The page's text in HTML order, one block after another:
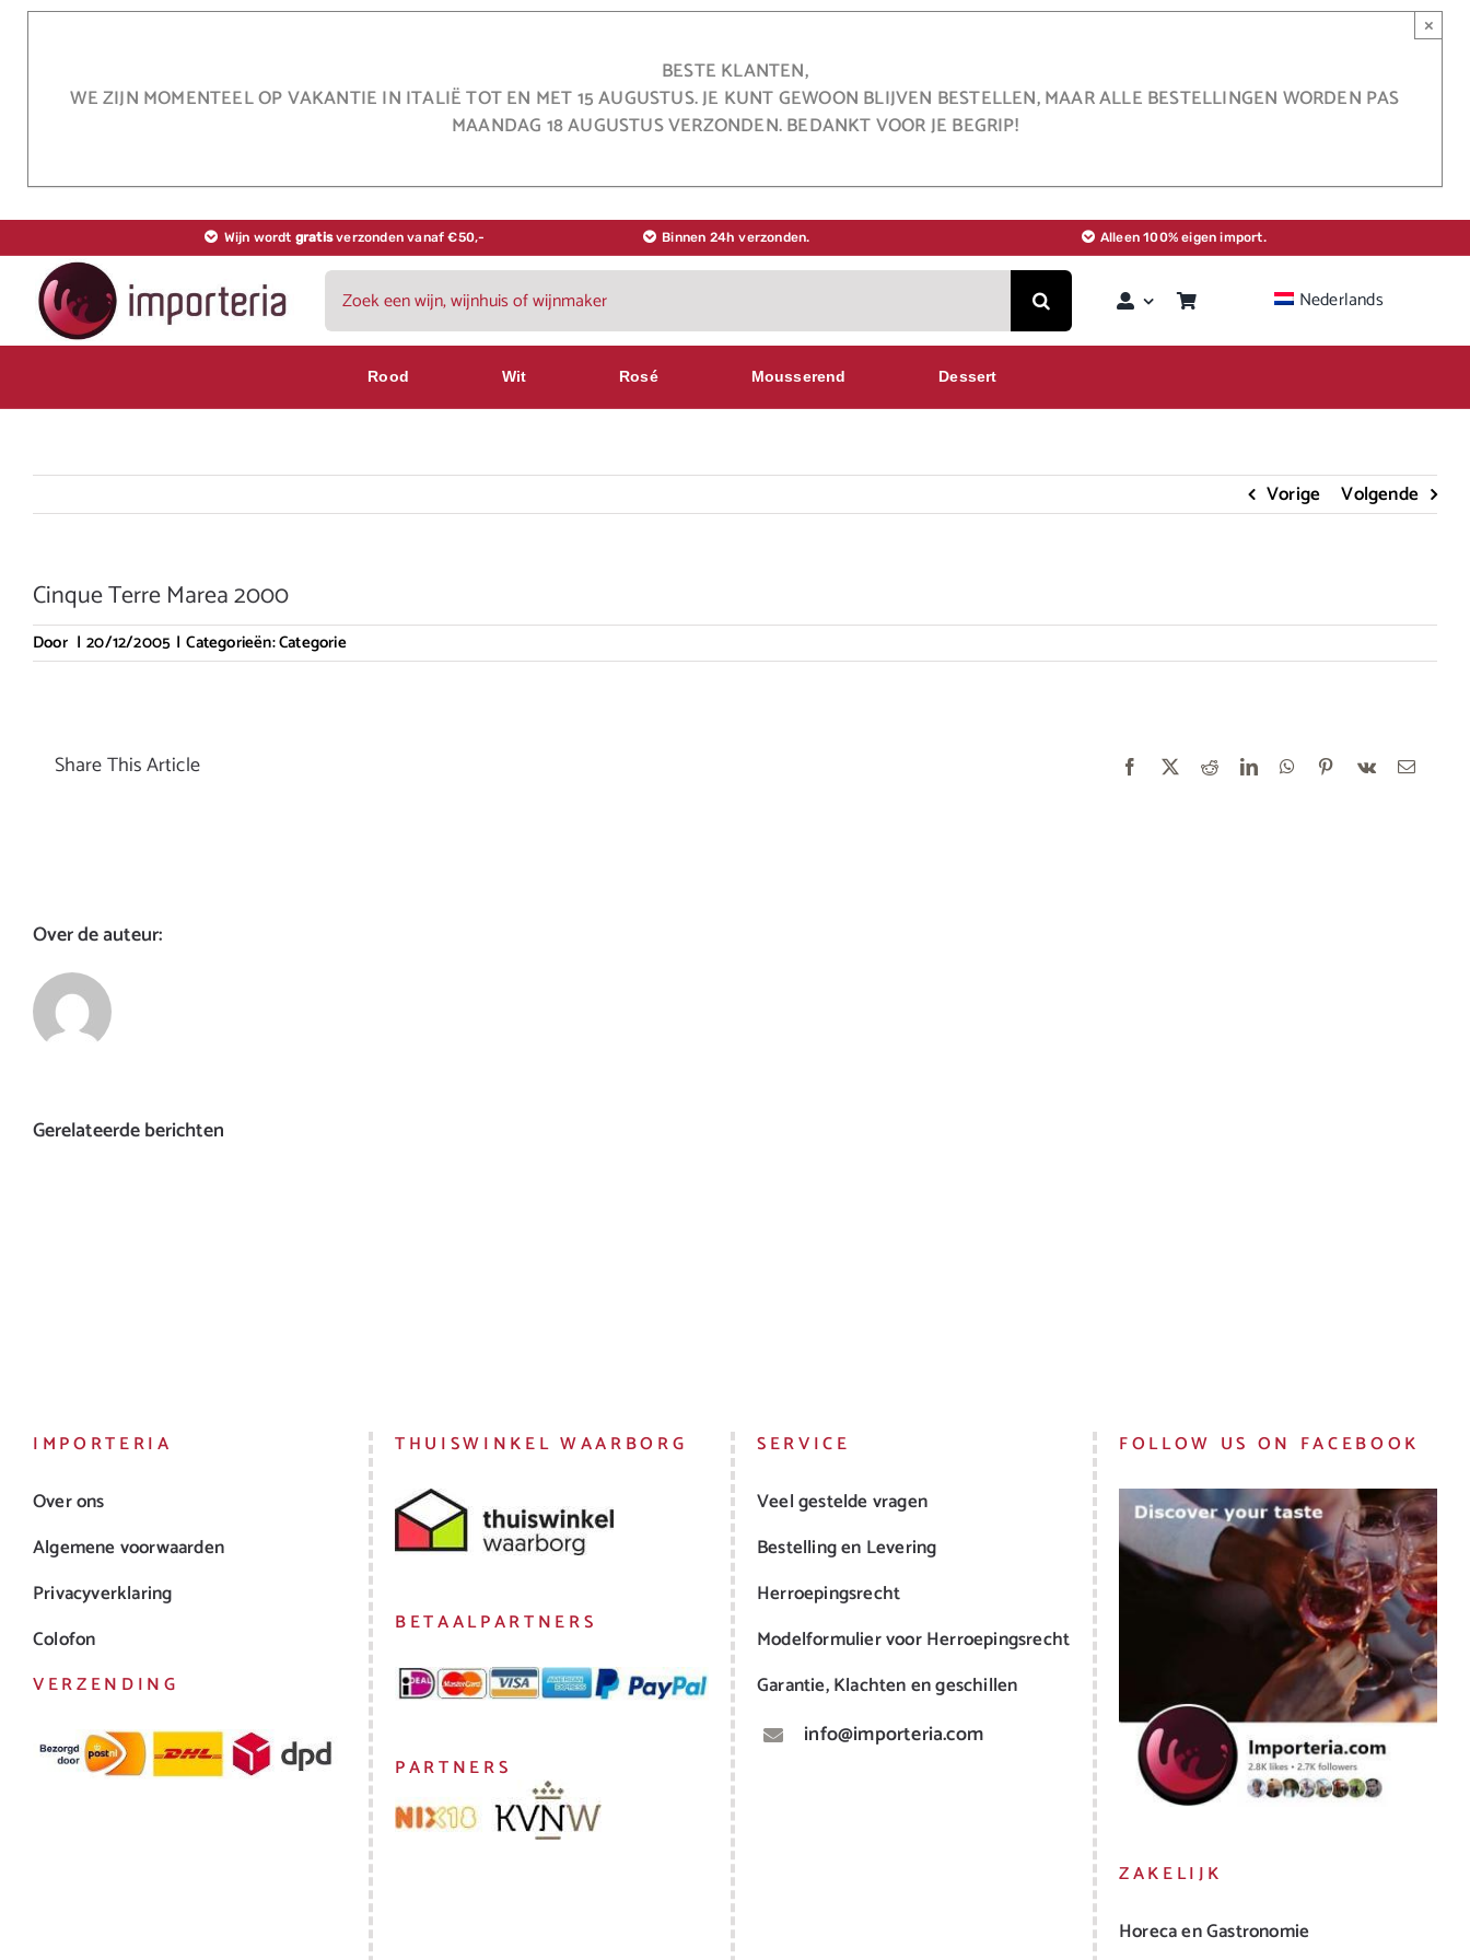
BESTE KLANTEN,
WE ZIJN MOMENTEEL OP VAKANTIE IN ITALIË TOT EN MET 15 AUGUSTUS. JE KUNT GEWOON BLIJVEN BESTELLEN, MAAR ALLE BESTELLINGEN WORDEN PAS
MAANDAG 18 AUGUSTUS VERZONDEN. BEDANKT VOOR JE BEGRIP!
×
Wijn wordt gratisverzonden vanaf €50,- Binnen 24h verzonden. Alleen 100% eigen import.
Zoeken
naar:
Nederlands
Rood Wit Rosé Mousserend Dessert
Vorige Volgende
Cinque Terre Marea 2000
Door | 20/12/2005 | Categorieën:Categorie
Share This Article Facebook
X RedditLinkedInWhatsApp
Pinterest
Vk
E-
Over de auteur:
Gerelateerde berichten
IMPORTERIA
Over ons
Algemene voorwaarden
Privacyverklaring
Colofon
VERZENDING
THUISWINKEL WAARBORG
BETAALPARTNERS
PARTNERS
SERVICE
Veel gestelde vragen
Bestelling en Levering
Herroepingsrecht
Modelformulier voor Herroepingsrecht
Garantie, Klachten en geschillen
info@importeria.com
FOLLOW US ON FACEBOOK
ZAKELIJK
Horeca en Gastronomie